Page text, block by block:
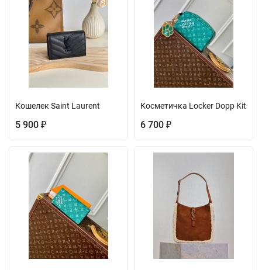
Кошелек Saint Laurent
5 900 ₽
Косметичка Locker Dopp Kit
6 700 ₽